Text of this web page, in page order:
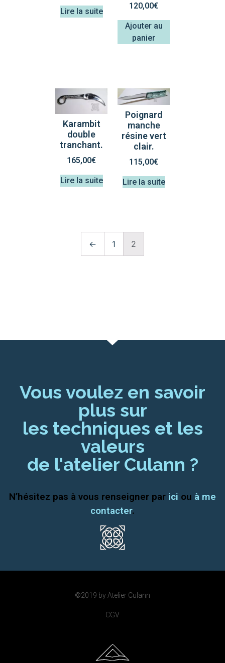
Lire la suite
120,00€
Ajouter au
panier
Karambit
double
tranchant.
165,00€
Lire la suite
Poignard
manche
résine vert
clair.
115,00€
Lire la suite
← 1 2
Vous voulez en savoir
plus sur
les techniques et les
valeurs
de l'atelier Culann ?
N’hésitez pas à vous renseigner par ici ou à me
contacter.
©2019 by Atelier Culann
CGV